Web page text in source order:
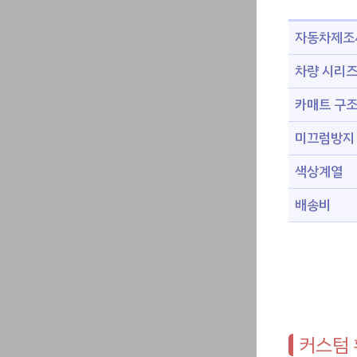
자동차제
차량 시리즈
카매트 구조
미끄럼방
색상계열
배송비
커스